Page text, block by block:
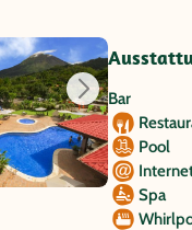
Bar
Pool
Spa